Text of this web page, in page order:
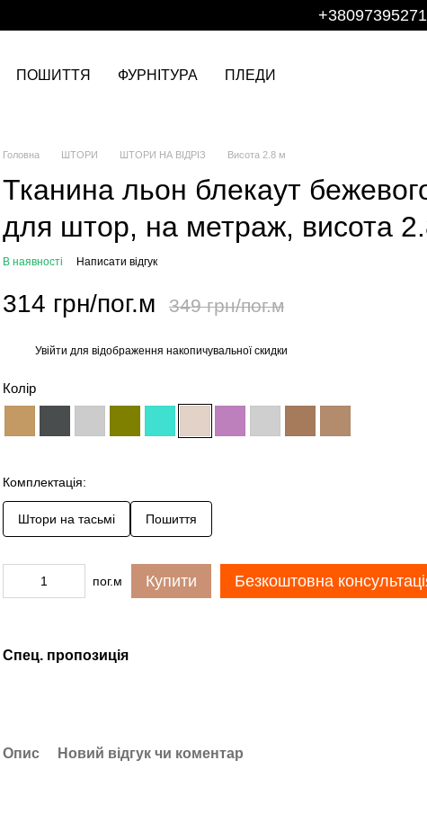
ПОШИТТЯ ФУРНІТУРА ПЛЕДИ
Головна ШТОРИ ШТОРИ НА ВІДРІЗ Висота 2.8 м
Тканина льон блекаут
для штор, на метраж, висота
В наявності Написати відгук
314 грн/пог.м 349 грн/пог.м
Увійти для відображення накопичувальної скидки
Колір
Комплектація:
Штори на тасьмі Пошиття
пог.м Купити Безкоштовна
Спец. пропозиція
Опис Новий відгук чи коментар